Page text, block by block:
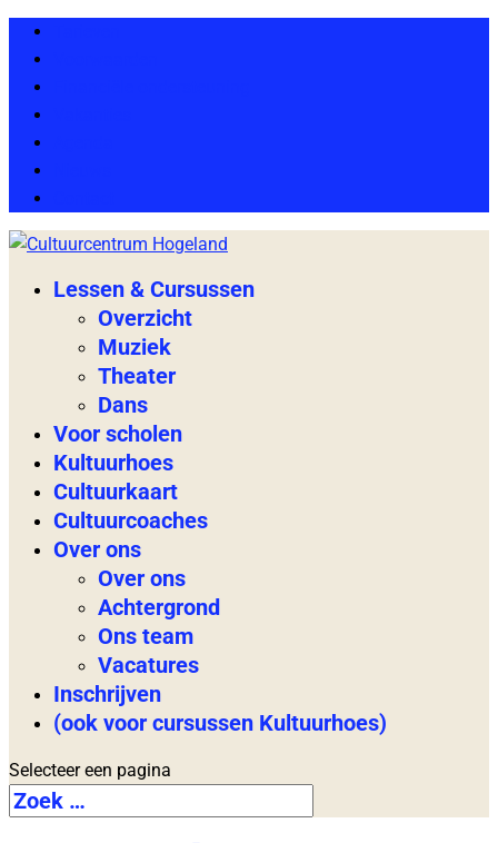
Lessen & Cursussen
Overzicht
Muziek
Theater
Dans
Voor scholen
Kultuurhoes
Cultuurkaart
Cultuurcoaches
Over ons
Over ons
Achtergrond
Ons team
Vacatures
Inschrijven
(ook voor cursussen Kultuurhoes)
Selecteer een pagina